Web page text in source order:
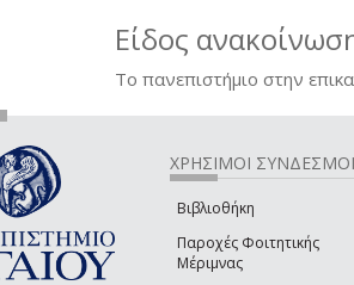
Είδος
Το πανεπιστήμιο στην
ΧΡΗΣΙΜΟΙ ΣΥΝΔΕΣΜΟΙ
Βιβλιοθήκη
Παροχές Φοιτητικής
Μέριμνας